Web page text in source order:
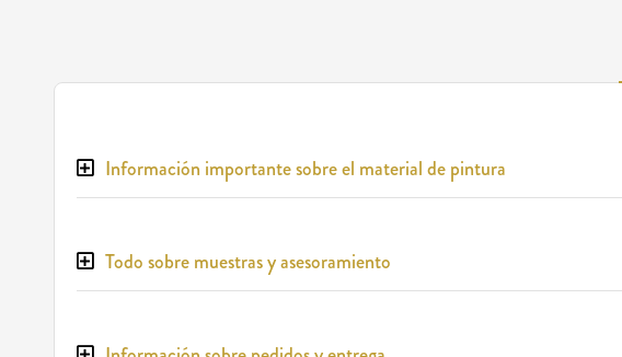
Información importante sobre el material de pintura
Todo sobre muestras y asesoramiento